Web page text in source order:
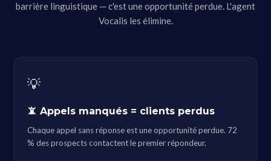
barrière linguistique — c'est une opportunité perdue. L'agent
Vocalis les élimine.
💡
📵 Appels manqués = clients perdus
Chaque appel sans réponse est une opportunité perdue. 72
% des prospects contactent le premier répondeur.